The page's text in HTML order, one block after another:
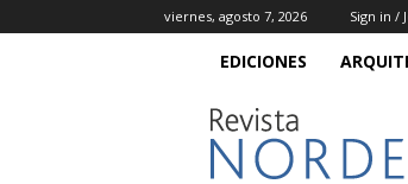
viernes, agosto 7, 2026 Sign in /
EDICIONES